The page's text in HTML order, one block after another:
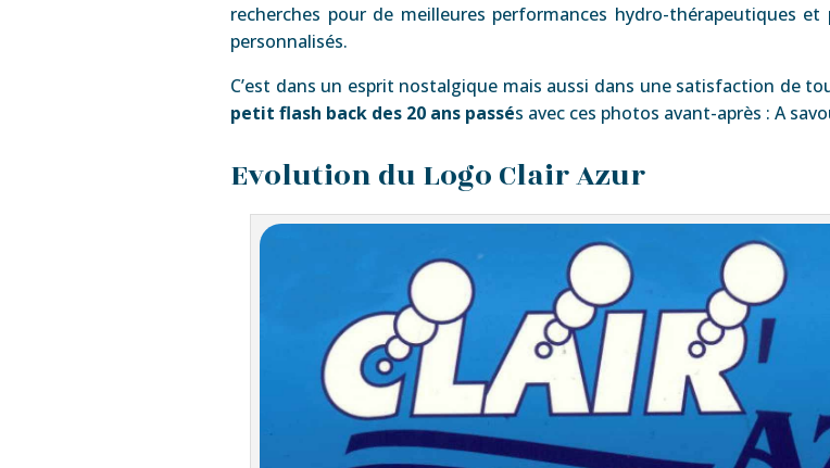
recherches pour de meilleures performances hydro-thérapeutiques
personnalisés.
C’est dans un esprit nostalgique mais aussi dans une satisfaction de
petit flash back des 20 ans passés avec ces photos avant-après : A
Evolution du Logo Clair Azur